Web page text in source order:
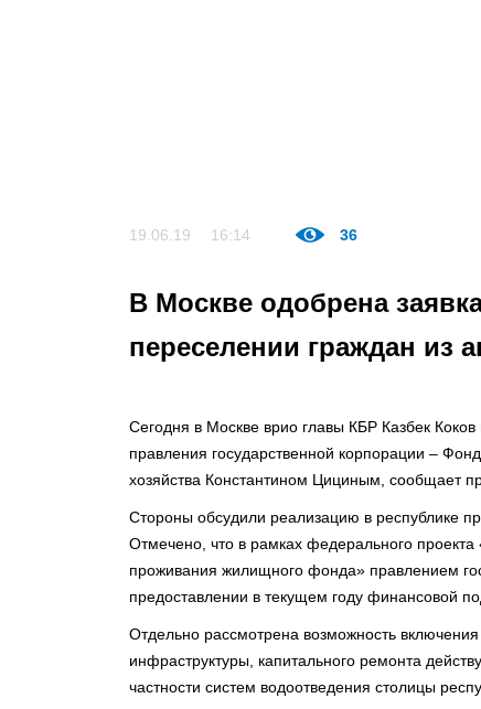
19.06.19 16:14 36
В Москве одобрена
переселении граждан из
Сегодня в Москве врио главы КБР Казбек
правления государственной корпорации –
хозяйства Константином Цициным, сообщает
Стороны обсудили реализацию в республике
Отмечено, что в рамках федерального
проживания жилищного фонда» правлением
предоставлении в текущем году финансовой
Отдельно рассмотрена возможность
инфраструктуры, капитального ремонта
частности систем водоотведения столицы